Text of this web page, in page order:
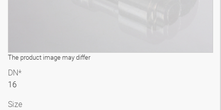
The product image may differ
DN*
16
Size